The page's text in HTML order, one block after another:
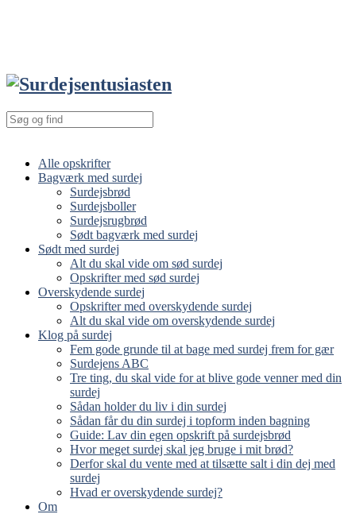
Alle opskrifter
Bagværk med surdej
Surdejsbrød
Surdejsboller
Surdejsrugbrød
Sødt bagværk med surdej
Sødt med surdej
Alt du skal vide om sød surdej
Opskrifter med sød surdej
Overskydende surdej
Opskrifter med overskydende surdej
Alt du skal vide om overskydende surdej
Klog på surdej
Fem gode grunde til at bage med surdej frem for gær
Surdejens ABC
Tre ting, du skal vide for at blive gode venner med din
surdej
Sådan holder du liv i din surdej
Sådan får du din surdej i topform inden bagning
Guide: Lav din egen opskrift på surdejsbrød
Hvor meget surdej skal jeg bruge i mit brød?
Derfor skal du vente med at tilsætte salt i din dej med
surdej
Hvad er overskydende surdej?
Om